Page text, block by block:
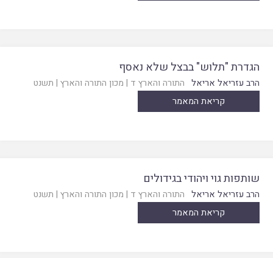
הגדרת "תלוש" בבצל שלא נאסף
הרב עזריאל אריאל התורה והארץ ד | מכון התורה והארץ | תשנט
קריאת המאמר
שותפות גוי ויהודי בגידולים
הרב עזריאל אריאל התורה והארץ ד | מכון התורה והארץ | תשנט
קריאת המאמר